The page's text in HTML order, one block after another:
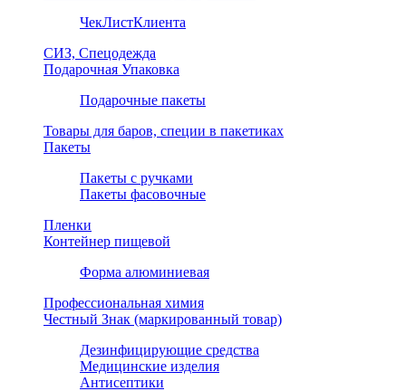
ЧекЛистКлиента
СИЗ, Спецодежда
Подарочная Упаковка
Подарочные пакеты
Товары для баров, специи в пакетиках
Пакеты
Пакеты с ручками
Пакеты фасовочные
Пленки
Контейнер пищевой
Форма алюминиевая
Профессиональная химия
Честный Знак (маркированный товар)
Дезинфицирующие средства
Медицинские изделия
Антисептики